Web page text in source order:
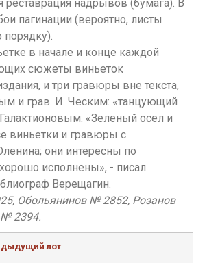
реставрация надрывов (бумага). В
пагинации (вероятно, листы
порядку).
в начале и конце каждой
сюжеты виньеток
и три гравюры вне текста,
и грав. И. Ческим: «танцующий
«Зеленый осел и
виньетки и гравюры с
они интересны по
исполнены», - писал
Верещагин.
Обольянинов № 2852, Розанов
2394.
лот